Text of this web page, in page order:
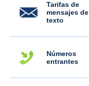
Tarifas de
mensajes de
texto
Números
entrantes